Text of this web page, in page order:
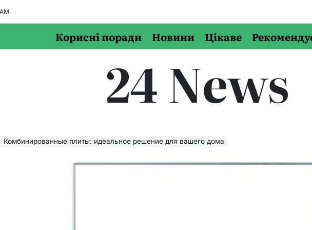
AM
Корисні поради Новини Цікаве
24 News
Комбинированные плиты: идеальное решение для вашего дома